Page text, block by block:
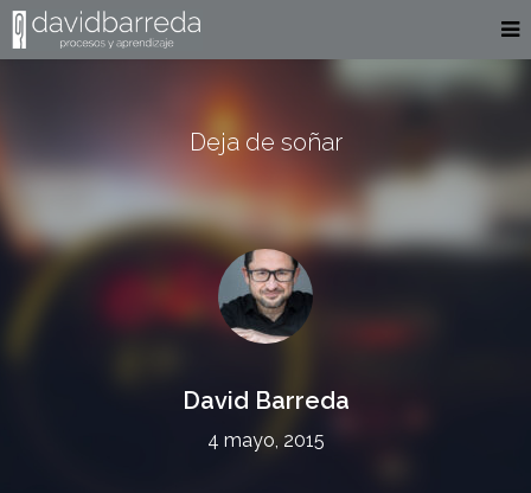
Deja de soñar
David Barreda
4 mayo, 2015